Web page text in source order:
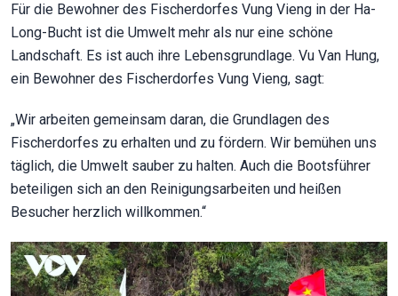
Für die Bewohner des Fischerdorfes Vung Vieng in der Ha-
Long-Bucht ist die Umwelt mehr als nur eine schöne
Landschaft. Es ist auch ihre Lebensgrundlage. Vu Van Hung,
ein Bewohner des Fischerdorfes Vung Vieng, sagt:
„Wir arbeiten gemeinsam daran, die Grundlagen des
Fischerdorfes zu erhalten und zu fördern. Wir bemühen uns
täglich, die Umwelt sauber zu halten. Auch die Bootsführer
beteiligen sich an den Reinigungsarbeiten und heißen
Besucher herzlich willkommen.“